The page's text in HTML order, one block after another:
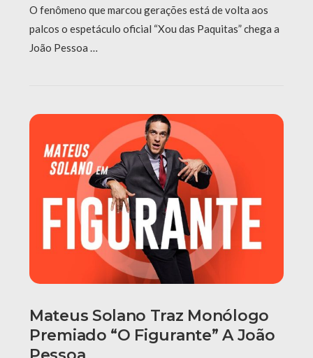
O fenômeno que marcou gerações está de volta aos
palcos o espetáculo oficial “Xou das Paquitas” chega a
João Pessoa …
Mateus Solano Traz Monólogo
Premiado “O Figurante” A João